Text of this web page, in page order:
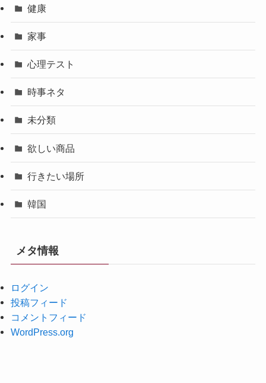
健康
家事
心理テスト
時事ネタ
未分類
欲しい商品
行きたい場所
韓国
メタ情報
ログイン
投稿フィード
コメントフィード
WordPress.org